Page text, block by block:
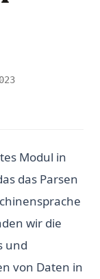
Modul in
das Parsen
wir die
und
von Daten in